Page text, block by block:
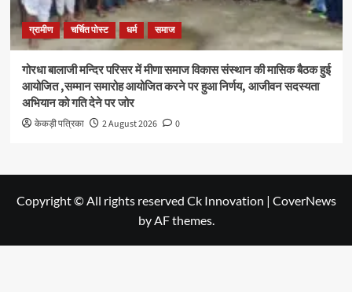
ग्रामीण चर्चित पोस्ट धर्म समाज
गोरधा बालाजी मन्दिर परिसर में मीणा समाज विकास संस्थान की मासिक बैठक हुई
आयोजित ,सम्मान समारोह आयोजित करने पर हुआ निर्णय, आजीवन सदस्यता
अभियान को गति देने पर जोर
केकड़ी पत्रिका 2 August 2026 0
Copyright © All rights reserved Ck Innovation | CoverNews
by AF themes.